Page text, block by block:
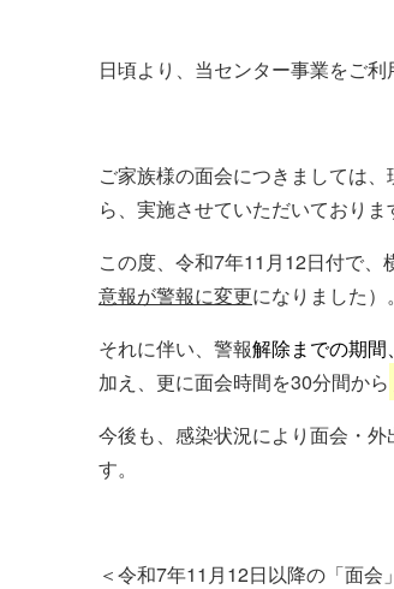
日頃より、当センター事業をご利
ご家族様の面会につきましては
ら、実施させていただいておりま
この度、令和7年11月12日付で、
意報が警報に変更になりました）。
それに伴い、警報解除までの期間、
加え、更に面会時間を30分間から
今後も、感染状況により面会・
す。
＜令和7年11月12日以降の「面会